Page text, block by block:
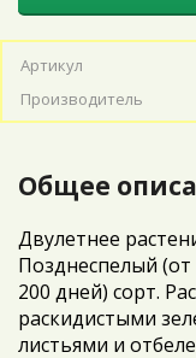
Артикул
Производитель
Общее
Двулетнее
Позднеспелый
200 дней) сорт.
раскидистыми
листьями и